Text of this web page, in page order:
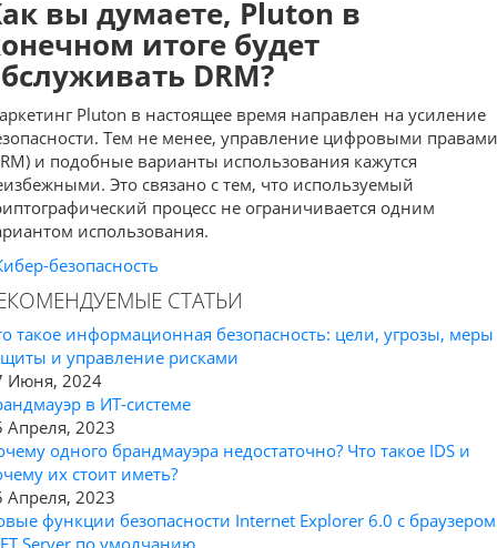
вы думаете, Pluton в
итоге будет
DRM?
Pluton в настоящее время направлен на усиление
Тем не менее, управление цифровыми правами
и подобные варианты использования кажутся
Это связано с тем, что используемый
процесс не ограничивается одним
использования.
безопасность
СТАТЬИ
такое информационная безопасность: цели, угрозы, меры
и управление рисками
Июня, 2024
в ИТ-системе
Апреля, 2023
одного брандмауэра недостаточно? Что такое IDS и
их стоит иметь?
Апреля, 2023
функции безопасности Internet Explorer 6.0 с браузером